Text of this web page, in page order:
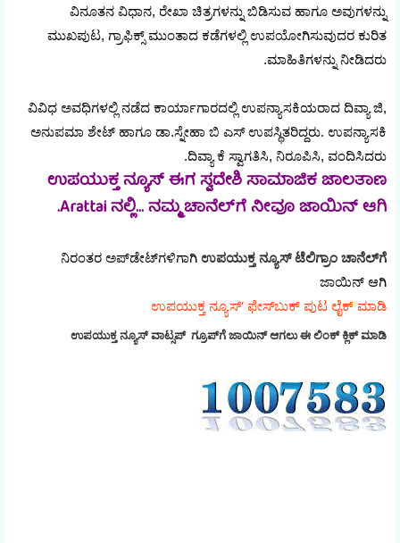
ವಿನೂತನ ವಿಧಾನ, ರೇಖಾ ಚಿತ್ರಗಳನ್ನು ಬಿಡಿಸುವ ಹಾಗೂ ಅವುಗಳನ್ನು
ಮುಖಪುಟ, ಗ್ರಾಫಿಕ್ಸ್ ಮುಂತಾದ ಕಡೆಗಳಲ್ಲಿ ಉಪಯೋಗಿಸುವುದರ ಕುರಿತ
ಮಾಹಿತಿಗಳನ್ನು ನೀಡಿದರು.
ವಿವಿಧ ಅವಧಿಗಳಲ್ಲಿ ನಡೆದ ಕಾರ್ಯಾಗಾರದಲ್ಲಿ ಉಪನ್ಯಾಸಕಿಯರಾದ ದಿವ್ಯಾ ಜಿ,
ಅನುಪಮಾ ಶೇಟ್ ಹಾಗೂ ಡಾ.ಸ್ನೇಹಾ ಬಿ ಎಸ್ ಉಪಸ್ಥಿತರಿದ್ದರು. ಉಪನ್ಯಾಸಕಿ
ದಿವ್ಯಾ ಕೆ ಸ್ವಾಗತಿಸಿ, ನಿರೂಪಿಸಿ, ವಂದಿಸಿದರು.
ಉಪಯುಕ್ತ ನ್ಯೂಸ್ ಈಗ ಸ್ವದೇಶಿ ಸಾಮಾಜಿಕ ಜಾಲತಾಣ
Arattai ನಲ್ಲಿ... ನಮ್ಮ ಚಾನೆಲ್‌ಗೆ ನೀವೂ ಜಾಯಿನ್ ಆಗಿ.
ನಿರಂತರ ಅಪ್‌ಡೇಟ್‌ಗಳಿಗಾಗಿ ಉಪಯುಕ್ತ ನ್ಯೂಸ್‌ ಟೆಲಿಗ್ರಾಂ ಚಾನೆಲ್‌ಗೆ
ಜಾಯಿನ್‌ ಆಗಿ
ಉಪಯುಕ್ತ ನ್ಯೂಸ್‌’ ಫೇಸ್‌ಬುಕ್ ಪುಟ ಲೈಕ್ ಮಾಡಿ
ಉಪಯುಕ್ತ ನ್ಯೂಸ್‌ ವಾಟ್ಸಪ್‌ ಗ್ರೂಪ್‌ಗೆ ಜಾಯಿನ್ ಆಗಲು ಈ ಲಿಂಕ್ ಕ್ಲಿಕ್ ಮಾಡಿ